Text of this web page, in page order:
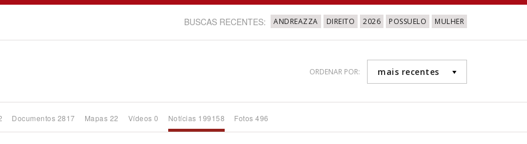
BUSCAS RECENTES: ANDREAZZA DIREITO 2026 POSSUELO MULHER
ORDENAR POR: mais recentes
Documentos 2817 Mapas 22 Vídeos 0 Notícias 199158 Fotos 496